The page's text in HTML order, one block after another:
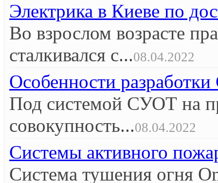
Электрика в Киеве по
Во взрослом возрасте
сталкивался с...08.04.2022
Особенности
Под системой СУОТ на
совокупность...08.04.2022
Системы активного
Система тушения огня